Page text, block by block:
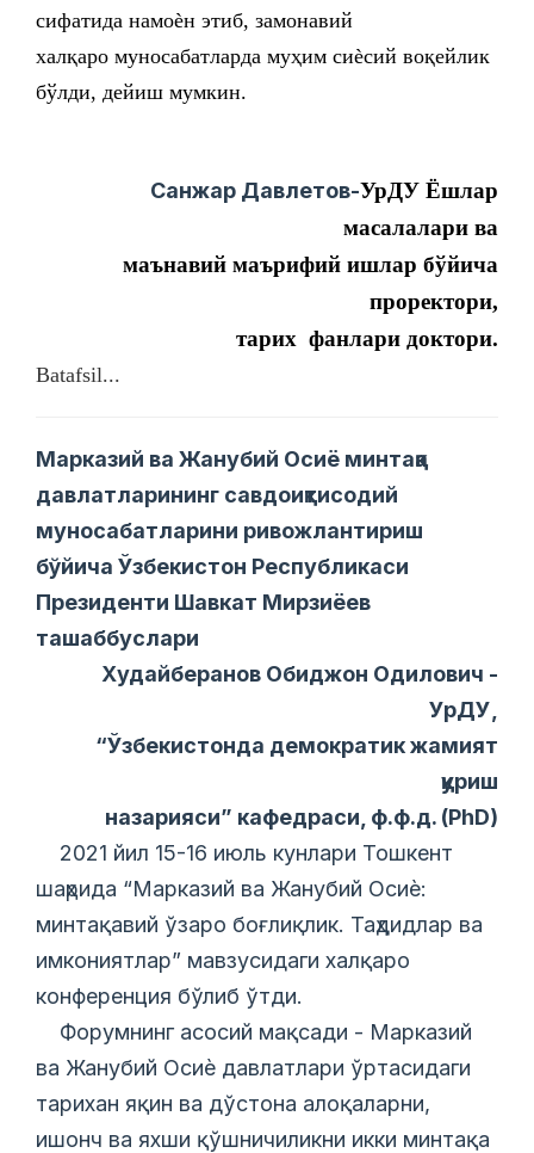
сифатида намоѐн этиб, замонавий
халқаро муносабатларда муҳим сиѐсий воқейлик
бўлди, дейиш мумкин.
Санжар Давлетов-УрДУ Ёшлар
масалалари ва
маънавий маърифий ишлар бўйича
проректори,
тарих фанлари доктори.
Batafsil...
Марказий ва Жанубий Осиё минтақа
давлатларининг савдоиқтисодий
муносабатларини ривожлантириш
бўйича Ўзбекистон Республикаси
Президенти Шавкат Мирзиёев
ташаббуслари
Худайберанов Обиджон Одилович -
УрДУ,
“Ўзбекистонда демократик жамият
қуриш
назарияси” кафедраси, ф.ф.д. (PhD)
2021 йил 15-16 июль кунлари Тошкент
шаҳрида “Марказий ва Жанубий Осиѐ:
минтақавий ўзаро боғлиқлик. Таҳдидлар ва
имкониятлар” мавзусидаги халқаро
конференция бўлиб ўтди.
Форумнинг асосий мақсади - Марказий
ва Жанубий Осиѐ давлатлари ўртасидаги
тарихан яқин ва дўстона алоқаларни,
ишонч ва яхши қўшничиликни икки минтақа